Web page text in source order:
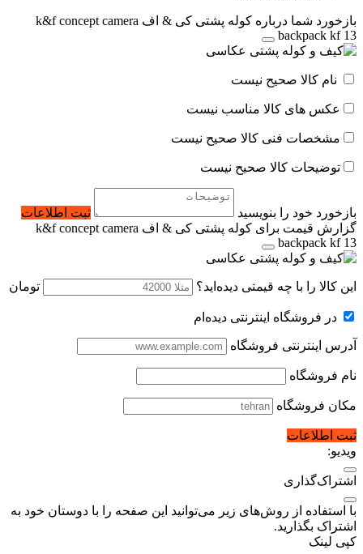
بازخورد شما درباره کوله پشتی کی & اف k&f concept camera
backpack kf 13
نام کالا صحیح نیست
عکس های کالا مناسب نیست
مشخصات فنی کالا صحیح نیست
توضیحات کالا صحیح نیست
بازخورد خود را بنویسید
ثبت اطلاعات
گزارش قیمت برای کوله پشتی کی & اف k&f concept camera
backpack kf 13
این کالا را با چه قیمتی دیده‌اید؟ تومان
در فروشگاه اینترنتی دیده‌ام
آدرس اینترنتی فروشگاه
نام فروشگاه
مکان فروشگاه
ثبت اطلاعات
ویدیو:
اشتراک‌گذاری
با استفاده از روش‌های زیر می‌توانید این صفحه را با دوستان خود به
اشتراک بگذارید.
کپی لینک